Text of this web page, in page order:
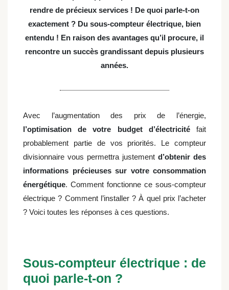
rendre de précieux services ! De quoi parle-t-on
exactement ? Du sous-compteur électrique, bien
entendu ! En raison des avantages qu’il procure, il
rencontre un succès grandissant depuis plusieurs
années.
Avec l’augmentation des prix de l’énergie,
l’optimisation de votre budget d’électricitéfait
probablement partie de vos priorités. Le compteur
divisionnaire vous permettra justement d’obtenir des
informations précieuses sur votre consommation
énergétique. Comment fonctionne ce sous-compteur
électrique ? Comment l’installer ? À quel prix l’acheter
? Voici toutes les réponses à ces questions.
Sous-compteur électrique : de
quoi parle-t-on ?